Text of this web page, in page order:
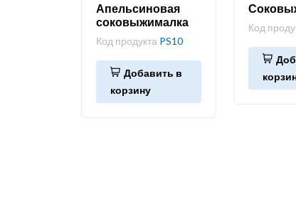
Апельсиновая
соковыжималка
Код продукта PS10
Добавить в
корзину
Код